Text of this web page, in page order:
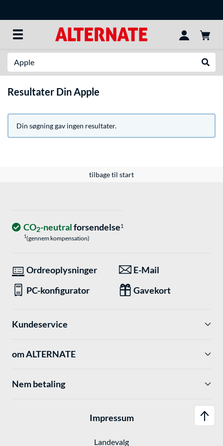
Resultater Din Apple
Din søgning gav ingen resultater.
tilbage til start
CO2-neutralforsendelse1
1(gennem kompensation)
Ordreoplysninger
E-Mail
PC-konfigurator
Gavekort
Kundeservice
om ALTERNATE
Nem betaling
Impressum
Landevalg